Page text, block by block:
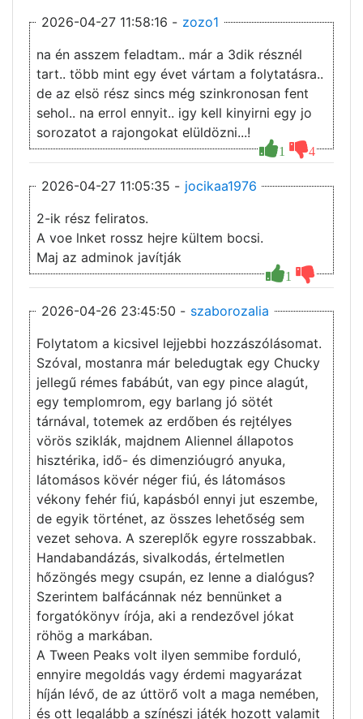
2026-04-27 11:58:16 - zozo1
1 4
na én asszem feladtam.. már a 3dik résznél
tart.. több mint egy évet vártam a folytatásra..
de az elsö rész sincs még szinkronosan fent
sehol.. na errol ennyit.. igy kell kinyirni egy jo
sorozatot a rajongokat elüldözni...!
2026-04-27 11:05:35 - jocikaa1976
1
2-ik rész feliratos.
A voe lnket rossz hejre kültem bocsi.
Maj az adminok javítják
2026-04-26 23:45:50 - szaborozalia
Folytatom a kicsivel lejjebbi hozzászólásomat.
Szóval, mostanra már beledugtak egy Chucky
jellegű rémes fabábút, van egy pince alagút,
egy templomrom, egy barlang jó sötét
tárnával, totemek az erdőben és rejtélyes
vörös sziklák, majdnem Aliennel állapotos
hisztérika, idő- és dimenzióugró anyuka,
látomásos kövér néger fiú, és látomásos
vékony fehér fiú, kapásból ennyi jut eszembe,
de egyik történet, az összes lehetőség sem
vezet sehova. A szereplők egyre rosszabbak.
Handabandázás, sivalkodás, értelmetlen
hőzöngés megy csupán, ez lenne a dialógus?
Szerintem balfácánnak néz bennünket a
forgatókönyv írója, aki a rendezővel jókat
röhög a markában.
A Tween Peaks volt ilyen semmibe forduló,
ennyire megoldás vagy érdemi magyarázat
híján lévő, de az úttörő volt a maga nemében,
és ott legalább a színészi játék hozott valamit